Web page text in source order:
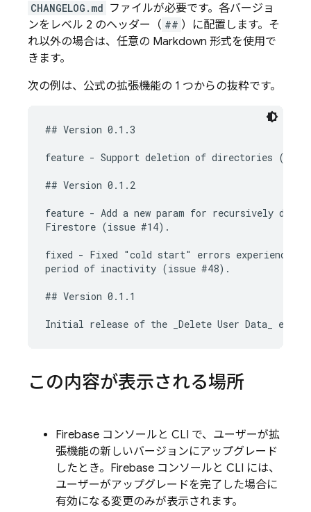
CHANGELOG.md ファイルが必要です。各バージョ
ンをレベル 2 のヘッダー（ ## ）に配置します。そ
れ以外の場合は、任意の Markdown 形式を使用で
きます。
次の例は、公式の拡張機能の 1 つからの抜粋です。
## Version 0.1.3
feature - Support deletion of directories
## Version 0.1.2
feature - Add a new param for recursively
Firestore (issue #14).
fixed - Fixed "cold start" errors experienced
period of inactivity (issue #48).
## Version 0.1.1
この内容が表示される場所
Firebase コンソールと CLI で、ユーザーが拡
張機能の新しいバージョンにアップグレード
したとき。 Firebase コンソールと CLI には、
ユーザーがアップグレードを完了した場合に
有効になる変更のみが表示されます。